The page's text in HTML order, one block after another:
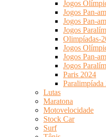
Jogos
Jogos Pan-
Jogos Pan-
Jogos
Olimpíadas-
Jogos
Jogos Pan-
Jogos
Paris 2024
Paralimpíada
Lutas
Maratona
Motovelocidade
Stock Car
Surf